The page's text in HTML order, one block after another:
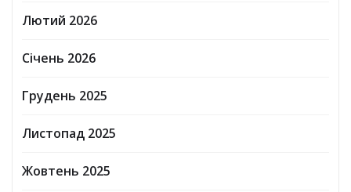
Лютий 2026
Січень 2026
Грудень 2025
Листопад 2025
Жовтень 2025